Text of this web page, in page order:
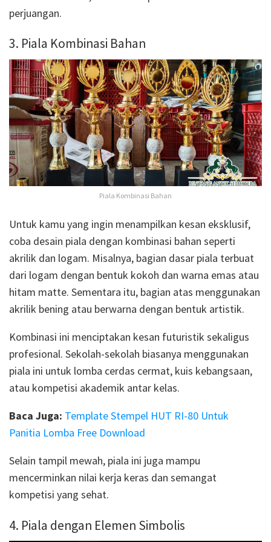
perjuangan.
3. Piala Kombinasi Bahan
Piala Kombinasi Bahan
Untuk kamu yang ingin menampilkan kesan eksklusif,
coba desain piala dengan kombinasi bahan seperti
akrilik dan logam. Misalnya, bagian dasar piala terbuat
dari logam dengan bentuk kokoh dan warna emas atau
hitam matte. Sementara itu, bagian atas menggunakan
akrilik bening atau berwarna dengan bentuk artistik.
Kombinasi ini menciptakan kesan futuristik sekaligus
profesional. Sekolah-sekolah biasanya menggunakan
piala ini untuk lomba cerdas cermat, kuis kebangsaan,
atau kompetisi akademik antar kelas.
Baca Juga: Template Stempel HUT RI-80 Untuk
Panitia Lomba Free Download
Selain tampil mewah, piala ini juga mampu
mencerminkan nilai kerja keras dan semangat
kompetisi yang sehat.
4. Piala dengan Elemen Simbolis